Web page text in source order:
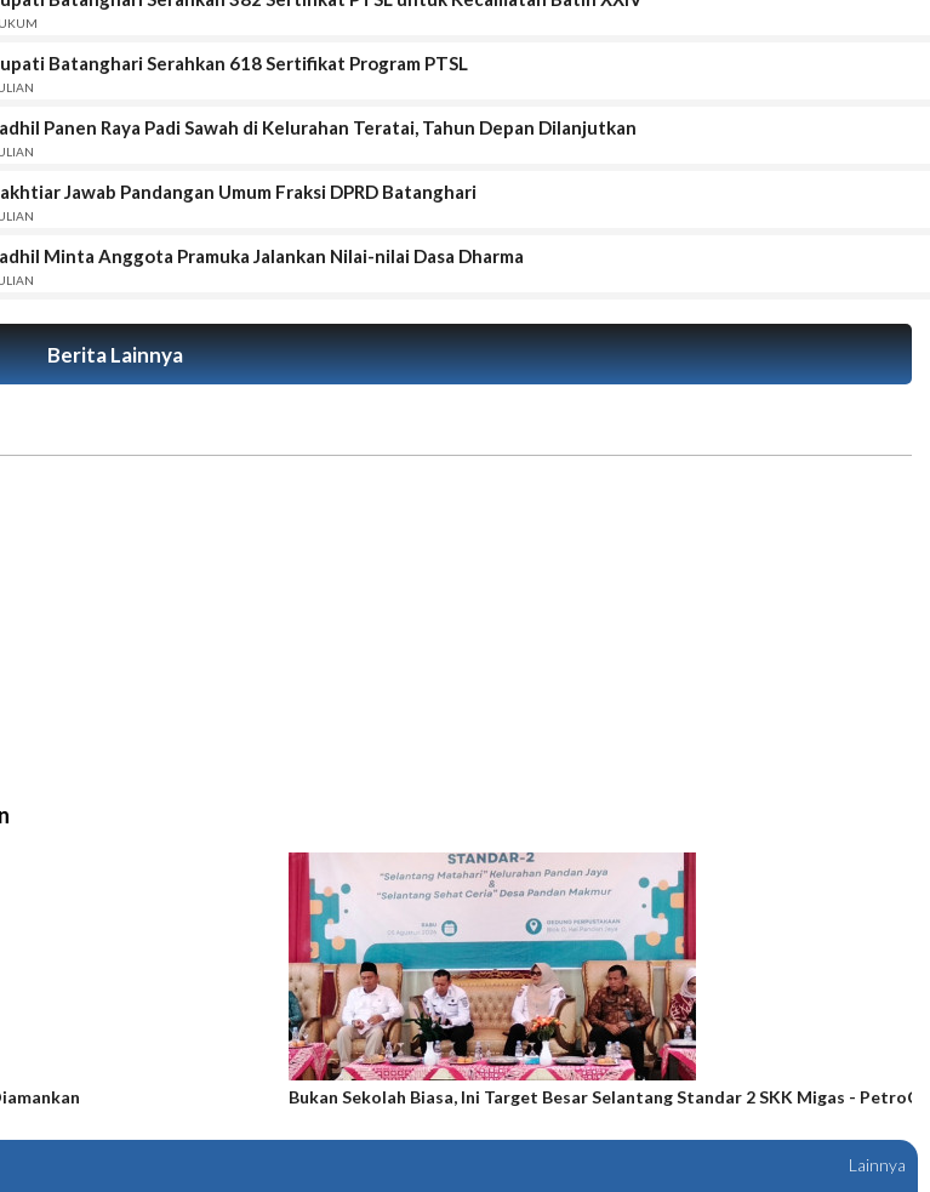
Batanghari Serahkan 618 Sertifikat Program PTSL
Panen Raya Padi Sawah di Kelurahan Teratai, Tahun Depan Dilanjutkan
Jawab Pandangan Umum Fraksi DPRD Batanghari
Minta Anggota Pramuka Jalankan Nilai-nilai Dasa Dharma
Berita Lainnya
Bukan Sekolah Biasa, Ini Target Besar Selantang Standar 2 SKK Migas -
Lainnya